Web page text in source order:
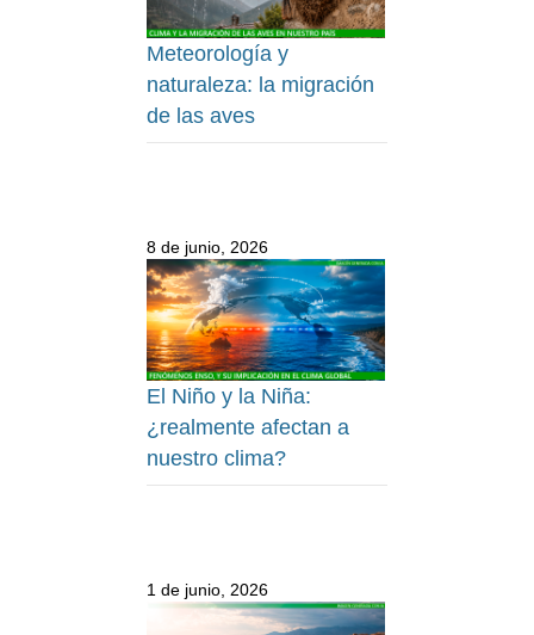
Meteorología y
naturaleza: la migración
de las aves
8 de junio, 2026
El Niño y la Niña:
¿realmente afectan a
nuestro clima?
1 de junio, 2026